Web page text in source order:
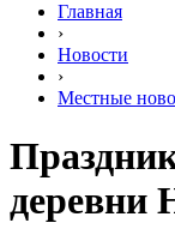
Главная
›
Новости
›
Местные
деревни